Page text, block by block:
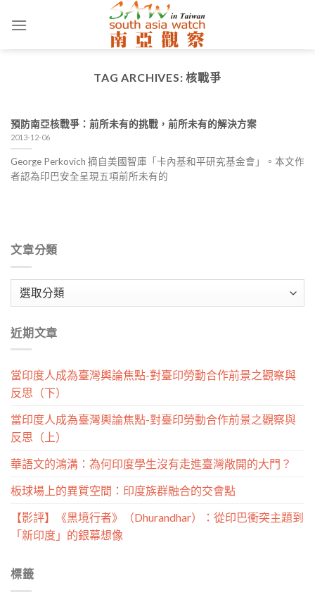
TAG ARCHIVES:核戰爭
預防南亞核戰爭：前所未有的挑戰，前所未有的解決方案
2013-12-06
George Perkovich 摘自美國智庫「卡內基和平研究基金會」。本文作
者認為印巴安全呈現五項前所未有的
文章分類
類
近期文章
當印度人成為臺灣輿論焦點-對臺印勞動合作前景之觀察與
反思（下）
當印度人成為臺灣輿論焦點-對臺印勞動合作前景之觀察與
反思（上）
華語文的鴻溝：為何印度學生沒有走進臺灣敞開的大門？
板球場上的異質空間：印度族群融合的交會點
【影評】《黑境行者》（Dhurandhar）：從印巴衝突主題到
「新印度」的銀幕想像
標籤